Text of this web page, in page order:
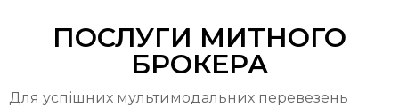
ПОСЛУГИ МИТНОГО
БРОКЕРА
Для успішних мультимодальних перевезень